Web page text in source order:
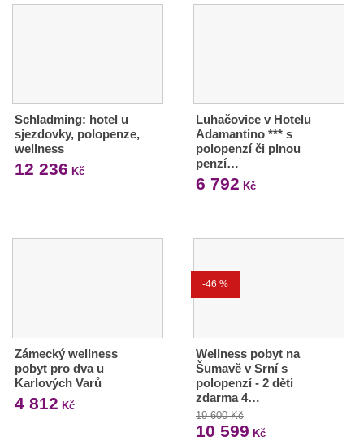
Schladming: hotel u
sjezdovky, polopenze,
wellness
12 236 Kč
Luhačovice v Hotelu
Adamantino *** s
polopenzí či plnou
penzí…
6 792 Kč
Zámecký wellness
pobyt pro dva u
Karlových Varů
4 812 Kč
-46 %
Wellness pobyt na
Šumavě v Srní s
polopenzí - 2 děti
zdarma 4…
19 600 Kč
10 599 Kč